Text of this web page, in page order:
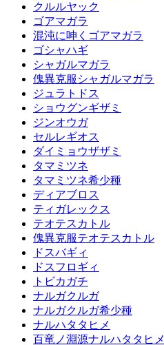
クルルヤック
ゴアマガラ
混沌に呻くゴアマガラ
ゴシャハギ
シャガルマガラ
傀異克服シャガルマガラ
ジュラトドス
ショウグンギザミ
ジンオウガ
セルレギオス
ダイミョウザザミ
タマミツネ
タマミツネ希少種
ディアブロス
ティガレックス
テオテスカトル
傀異克服テオテスカトル
ドスバギィ
ドスフロギィ
トビカガチ
ナルガクルガ
ナルガクルガ希少種
ナルハタタヒメ
百竜ノ淵源ナルハタタヒメ